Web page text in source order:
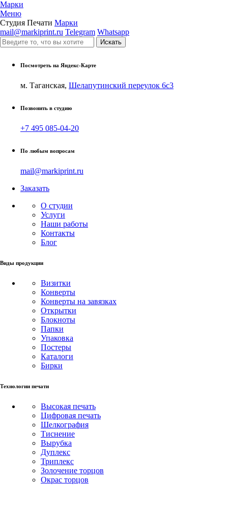
Марки
Меню
Студия Печати Марки
mail@markiprint.ru Telegram Whatsapp
Посмотреть на Яндекс-Карте
м. Таганская, Шелапутинский переулок 6с3
Позвонить в студию
+7 495 085-04-20
По любым вопросам
mail@markiprint.ru
Заказать
О студии
Услуги
Наши работы
Контакты
Блог
Виды продукции
Визитки
Конверты
Конверты на завязках
Открытки
Блокноты
Папки
Упаковка
Постеры
Каталоги
Бирки
Технологии печати
Высокая печать
Цифровая печать
Шелкография
Тиснение
Вырубка
Дуплекс
Триплекс
Золочение торцов
Окрас торцов